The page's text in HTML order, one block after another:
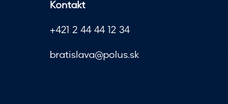
Kontakt
+421 2 44 44 12 34
bratislava@polus.sk